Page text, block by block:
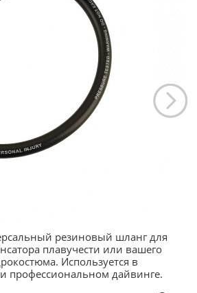
резиновый шланг для
плавучести или вашего
Используется в
профессиональном дайвинге.